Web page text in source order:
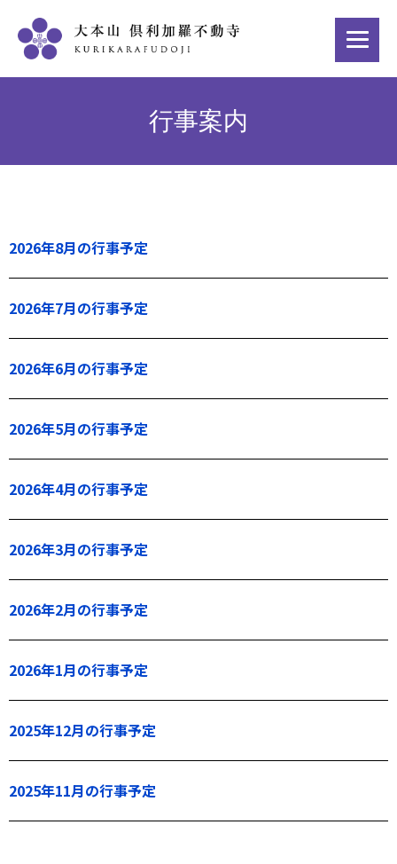
行事案内
2026年8月の行事予定
2026年7月の行事予定
2026年6月の行事予定
2026年5月の行事予定
2026年4月の行事予定
2026年3月の行事予定
2026年2月の行事予定
2026年1月の行事予定
2025年12月の行事予定
2025年11月の行事予定